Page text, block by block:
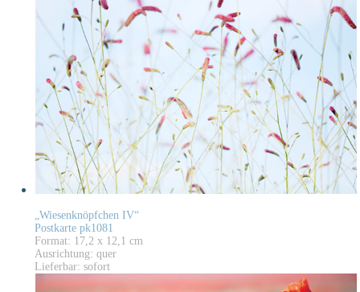
„Wiesenknöpfchen IV“
Postkarte pk1081
Format: 17,2 x 12,1 cm
Ausrichtung: quer
Lieferbar: sofort